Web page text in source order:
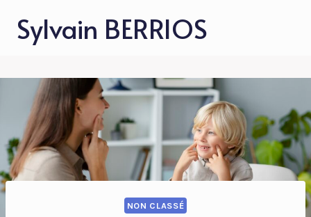
contenu
Sylvain BERRIOS
NON CLASSÉ